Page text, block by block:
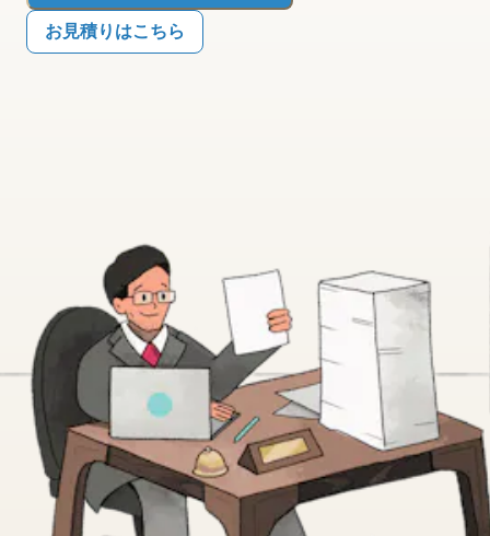
お見積りはこちら